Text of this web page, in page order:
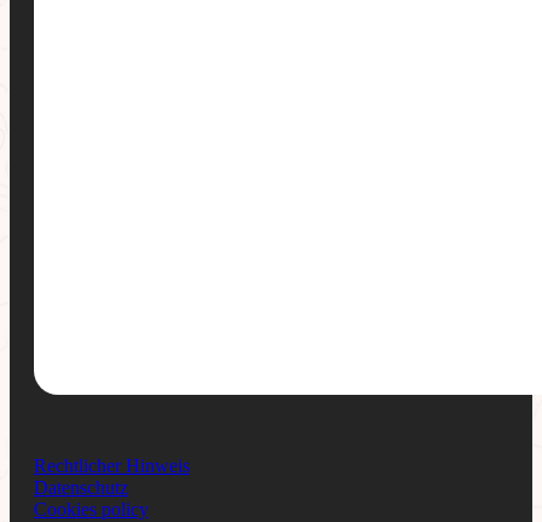
Rechtlicher Hinweis
Datenschutz
Cookies policy